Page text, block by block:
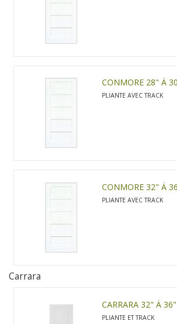
CONMORE 28" À
PLIANTE AVEC TRACK
CONMORE 32" À
PLIANTE AVEC TRACK
Carrara
CARRARA 32" À 36"
PLIANTE ET TRACK